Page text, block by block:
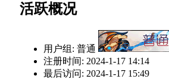
活跃概况
用户组: 普通
注册时间: 2024-1-17 14:14
最后访问: 2024-1-17 15:49